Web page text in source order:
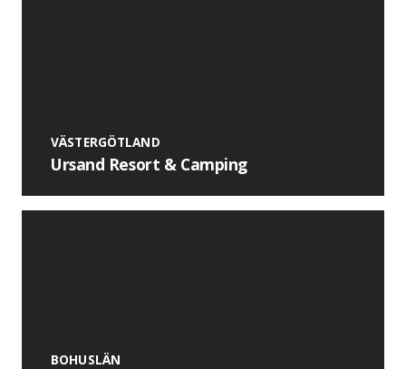
VÄSTERGÖTLAND
Ursand Resort & Camping
BOHUSLÄN